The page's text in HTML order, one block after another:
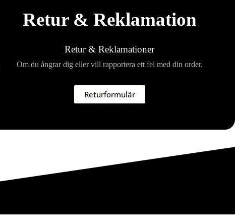
Retur & Reklamation
Retur & Reklamationer
Om du ångrar dig eller vill rapportera ett fel med din order.
Returformulär